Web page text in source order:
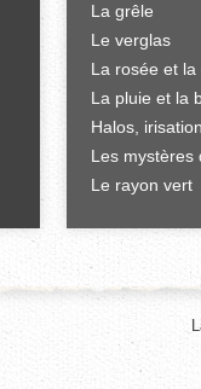
La grêle
Le verglas
La rosée et
La pluie et la
Halos,
Les mystères
Le rayon vert